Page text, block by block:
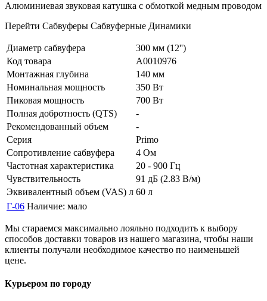
Алюминиевая звуковая катушка с обмоткой медным проводом
Перейти Сабвуферы Сабвуферные Динамики
Диаметр сабвуфера
300 мм (12'')
Код товара
А0010976
Монтажная глубина
140 мм
Номинальная мощность
350 Вт
Пиковая мощность
700 Вт
Полная добротность (QTS)
-
Рекомендованный объем
-
Серия
Primo
Сопротивление сабвуфера
4 Ом
Частотная характеристика
20 - 900 Гц
Чувствительность
91 дБ (2.83 В/м)
Эквивалентный объем (VAS) л 60 л
Г-06 Наличие: мало
Мы стараемся максимально лояльно подходить к выбору
способов доставки товаров из нашего магазина, чтобы наши
клиенты получали необходимое качество по наименьшей
цене.
Курьером по городу